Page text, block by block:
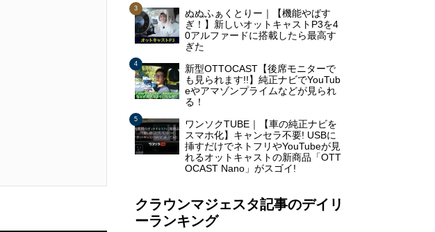
ぬぬふぁくとりー｜【機能やばす
ぎ！】新しいオットキャストP3を4
0アルファードに搭載したら最高す
ぎた
新型OTTOCAST【後席モニターで
も見られます!!】純正ナビでYouTub
eやアマゾンプライムなどが見られ
る！
ワンソクTUBE｜【車の純正ナビを
スマホ化】キャンセラ不要! USBに
挿すだけでネトフリやYouTubeが見
れるオットキャストの新商品「OTT
OCAST Nano」がスゴイ!
クラウンマジェスタ記事のデイリ
ーランキング